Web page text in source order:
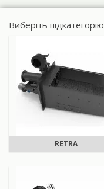
Виберіть підкатегорію
RETRA